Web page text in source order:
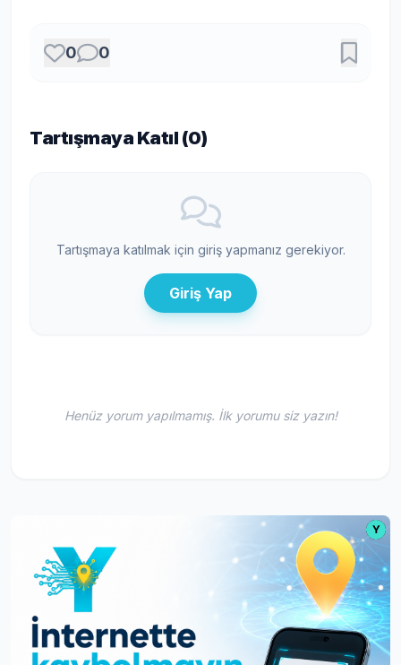
0 0
Tartışmaya Katıl (0)
Tartışmaya katılmak için giriş yapmanız gerekiyor.
Giriş Yap
Henüz yorum yapılmamış. İlk yorumu siz yazın!